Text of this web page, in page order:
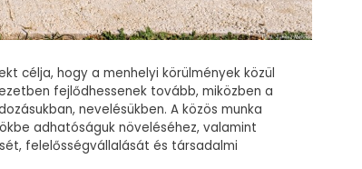
célja, hogy a menhelyi körülmények közül
fejlődhessenek tovább, miközben a
nevelésükben. A közös munka
adhatóságuk növeléséhez, valamint
felelősségvállalását és társadalmi